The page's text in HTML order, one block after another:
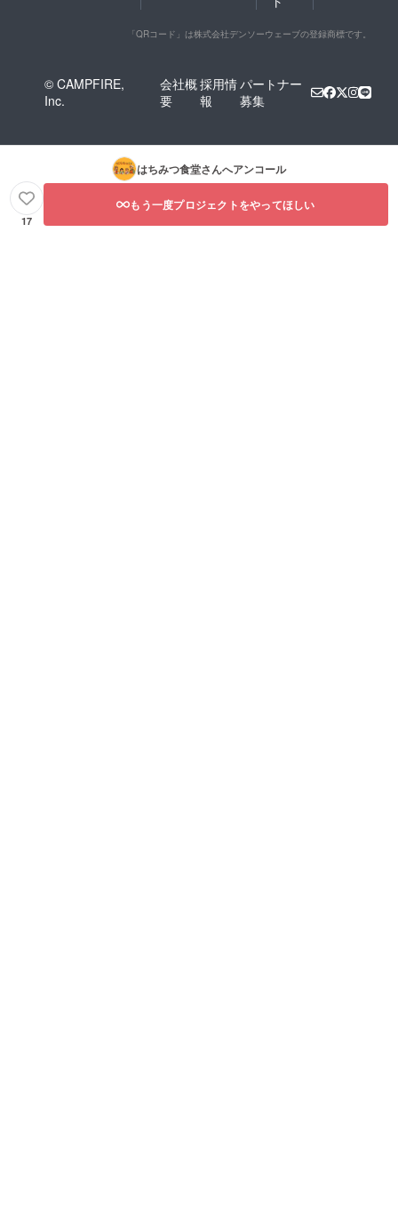
「QRコード」は株式会社デンソーウェーブの登録商標です。
© CAMPFIRE,
Inc.
会社概
要
採用情
報
パートナー
募集
はちみつ食堂さんへアンコール
17
もう一度プロジェクトをやってほしい